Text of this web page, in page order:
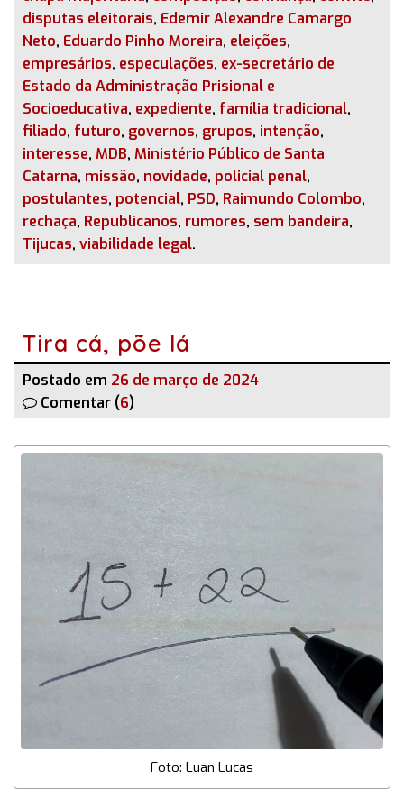
disputas eleitorais, Edemir Alexandre Camargo
Neto, Eduardo Pinho Moreira, eleições,
empresários, especulações, ex-secretário de
Estado da Administração Prisional e
Socioeducativa, expediente, família tradicional,
filiado, futuro, governos, grupos, intenção,
interesse, MDB, Ministério Público de Santa
Catarna, missão, novidade, policial penal,
postulantes, potencial, PSD, Raimundo Colombo,
rechaça, Republicanos, rumores, sem bandeira,
Tijucas, viabilidade legal.
Tira cá, põe lá
Postado em 26 de março de 2024
Comentar (6)
Foto: Luan Lucas